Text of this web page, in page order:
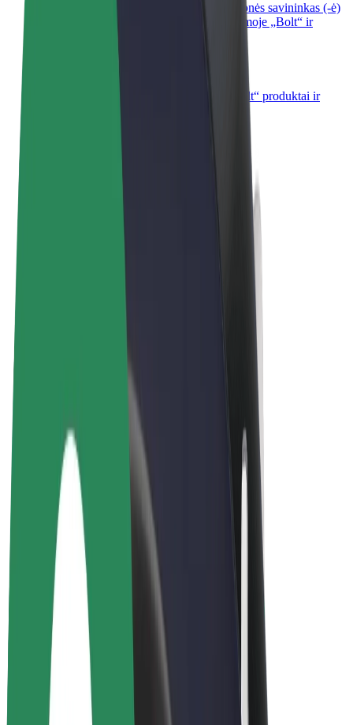
Registruotis kaip automobilių nuomos įmonės savininkas (-ė)
Užregistruokite savo automobilius platformoje „Bolt“ ir
padidinkite pajamas
„Bolt for Business“
Atskirų įmonių poreikiams pritaikomi „Bolt“ produktai ir
„Bolt Food“
„Bolt Drive“
„Bolt for Business“
El. dviračiai
„Bolt Plus“
Užsidirbkite su „Bolt“
Vairuotojai
Vairuotojo pajamos
Kurjeriai
Kurjerio pajamos
„Bolt Food“ restoranai ir parduotuvės